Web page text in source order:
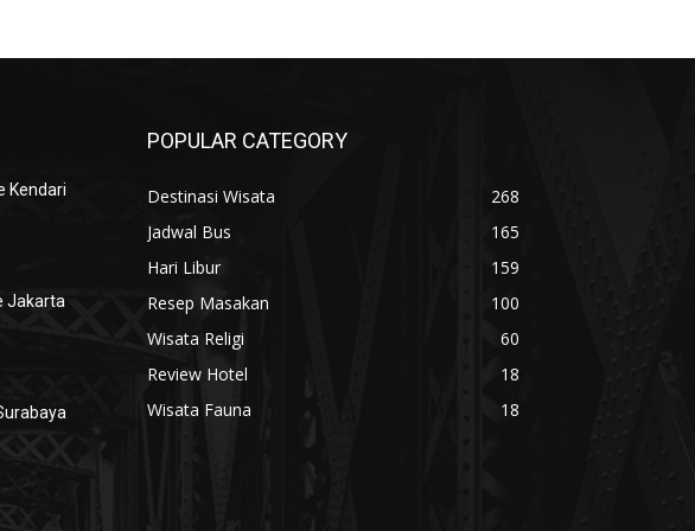
Kendari
Jakarta
POPULAR CATEGORY
Destinasi Wisata
268
Jadwal Bus
165
Hari Libur
159
Resep Masakan
100
Wisata Religi
60
Review Hotel
18
Wisata Fauna
18